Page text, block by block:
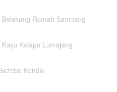
Rumah Sampang
Kelapa Lumajang
Kendal